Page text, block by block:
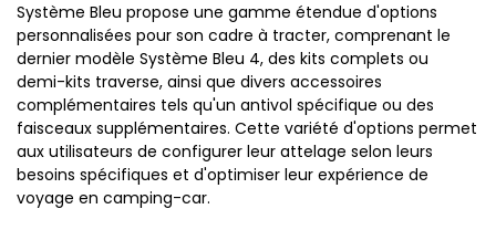
Système Bleu propose une gamme étendue d'options
personnalisées pour son cadre à tracter, comprenant le
dernier modèle Système Bleu 4, des kits complets ou
demi-kits traverse, ainsi que divers accessoires
complémentaires tels qu'un antivol spécifique ou des
faisceaux supplémentaires. Cette variété d'options permet
aux utilisateurs de configurer leur attelage selon leurs
besoins spécifiques et d'optimiser leur expérience de
voyage en camping-car.